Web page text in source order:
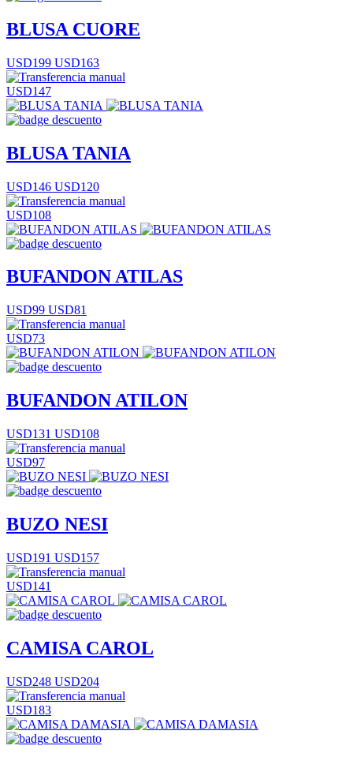
BLUSA CUORE
USD199 USD163
USD147
BLUSA TANIA
USD146 USD120
USD108
BUFANDON ATILAS
USD99 USD81
USD73
BUFANDON ATILON
USD131 USD108
USD97
BUZO NESI
USD191 USD157
USD141
CAMISA CAROL
USD248 USD204
USD183